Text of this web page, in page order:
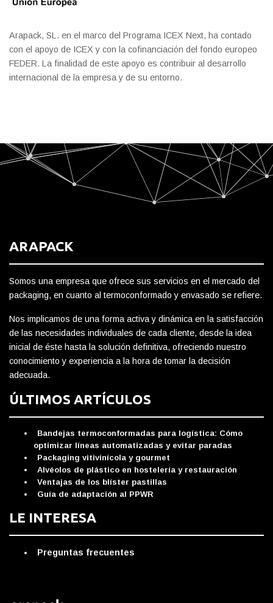
Arapack, SL. en el marco del Programa ICEX Next, ha contado
con el apoyo de ICEX y con la cofinanciación del fondo europeo
FEDER. La finalidad de este apoyo es contribuir al desarrollo
internacional de la empresa y de su entorno.
ARAPACK
Somos una empresa que ofrece sus servicios en el mercado del
packaging, en cuanto al termoconformado y envasado se refiere.
Nos implicamos de una forma activa y dinámica en la satisfacción
de las necesidades individuales de cada cliente, desde la idea
inicial de éste hasta la solución definitiva, ofreciendo nuestro
conocimiento y experiencia a la hora de tomar la decisión
adecuada.
ÚLTIMOS ARTÍCULOS
Bandejas termoconformadas para logística: Cómo
optimizar líneas automatizadas y evitar paradas
Packaging vitivinícola y gourmet
Alvéolos de plástico en hostelería y restauración
Ventajas de los blíster pastillas
Guía de adaptación al PPWR
LE INTERESA
Preguntas frecuentes